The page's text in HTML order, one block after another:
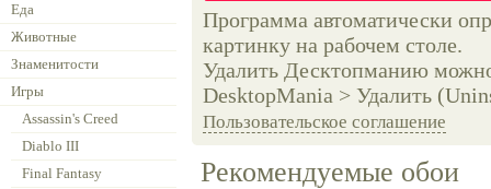
Еда
Животные
Знаменитости
Игры
Assassin's Creed
Diablo III
Final Fantasy
Программа автоматически
картинку на рабочем столе.
Удалить Десктопманию
DesktopMania > Удалить
Пользовательское соглашение
Рекомендуемые обои